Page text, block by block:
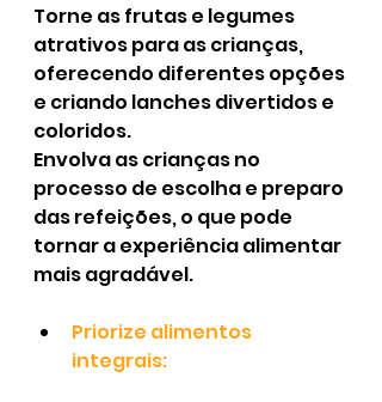
Torne as frutas e legumes
atrativos para as crianças,
oferecendo diferentes opções
e criando lanches divertidos e
coloridos.
Envolva as crianças no
processo de escolha e preparo
das refeições, o que pode
tornar a experiência alimentar
mais agradável.
Priorize alimentos
integrais: